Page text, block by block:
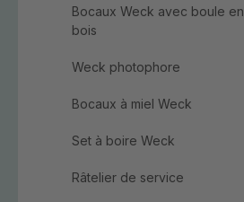
Bocaux Weck avec boule en
bois
Weck photophore
Bocaux à miel Weck
Set à boire Weck
Râtelier de service